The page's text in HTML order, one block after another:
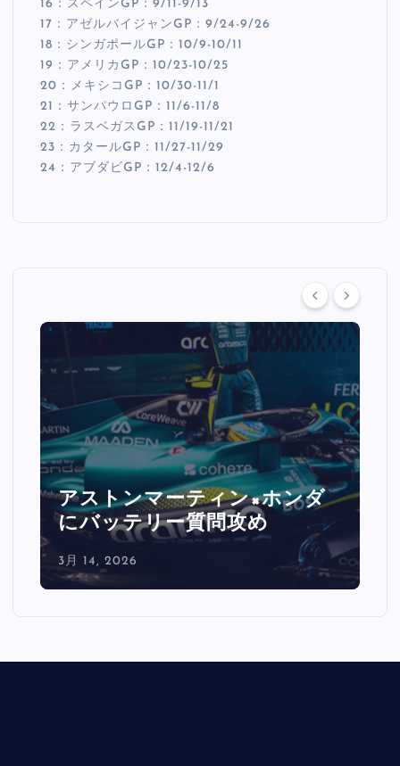
16：スペインGP：9/11-9/13
17：アゼルバイジャンGP：9/24-9/26
18：シンガポールGP：10/9-10/11
19：アメリカGP：10/23-10/25
20：メキシコGP：10/30-11/1
21：サンパウロGP：11/6-11/8
22：ラスベガスGP：11/19-11/21
23：カタールGP：11/27-11/29
24：アブダビGP：12/4-12/6
ルクレール激怒「バックスト
レートで0.5秒消えた」
3月 14, 2026